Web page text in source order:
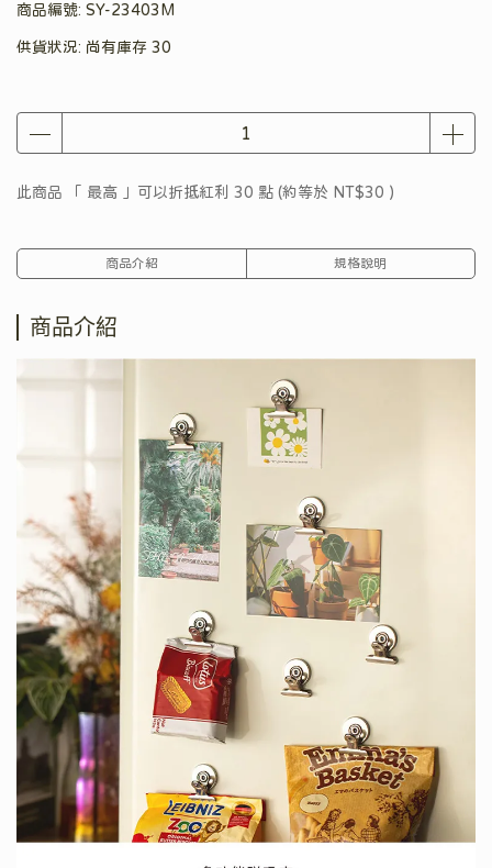
商品編號: SY-23403M
供貨狀況: 尚有庫存 30
此商品 「 最高 」可以折抵紅利 30 點 (約等於 NT$30 )
商品介紹 規格說明
商品介紹